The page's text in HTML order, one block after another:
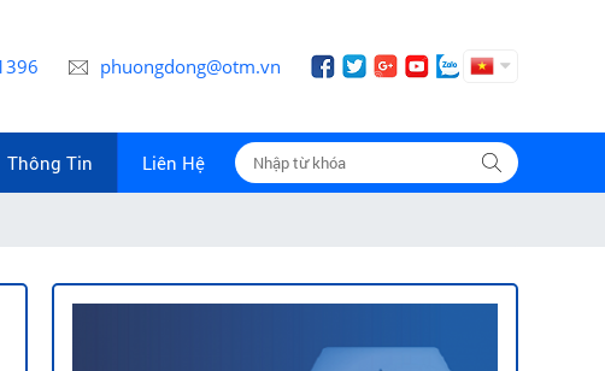
phuongdong@otm.vn
Thông Tin Liên Hệ